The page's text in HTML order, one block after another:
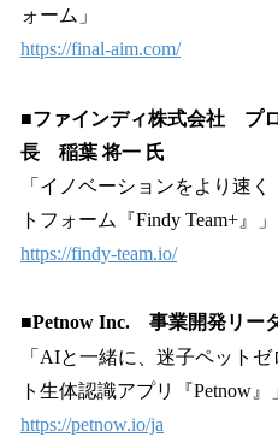
ォーム」
https://final-aim.com/
■ファインディ株式会社 プ
長 稲葉 将一 氏
「イノベーションをより速
トフォーム『Findy Team+』」
https://findy-team.io/
■Petnow Inc. 事業開発リー
「AIと一緒に、迷子ペット
ト生体認識アプリ『Petnow』
https://petnow.io/ja